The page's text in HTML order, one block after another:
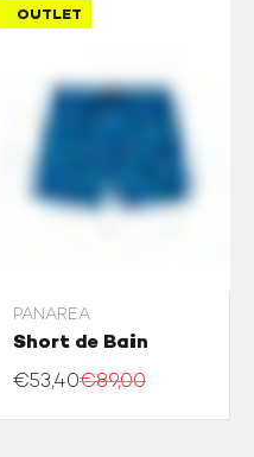
OUTLET
APERÇU RAPIDE
S
AJOUTER AU PANIER
PANAREA
Short de Bain
€53,40€89,00